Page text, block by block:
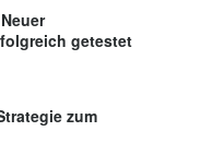
getestet
zum